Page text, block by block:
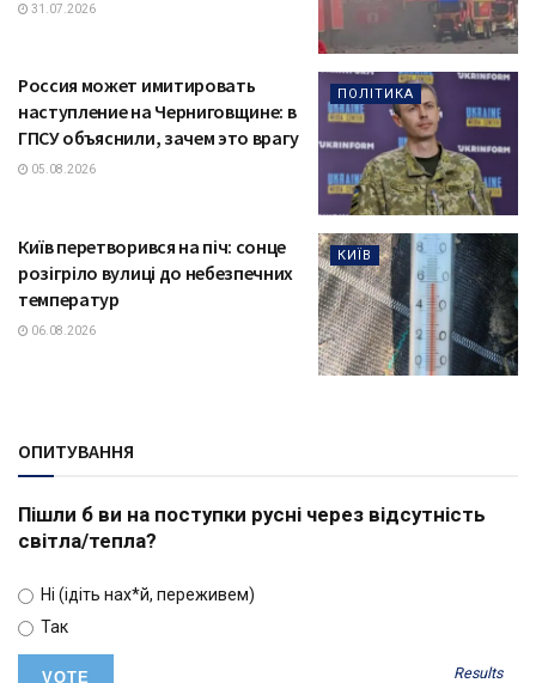
31.07.2026
ПОЛІТИКА
Россия может имитировать
наступление на Черниговщине: в
ГПСУ объяснили, зачем это врагу
05.08.2026
КИЇВ
Київ перетворився на піч: сонце
розігріло вулиці до небезпечних
температур
06.08.2026
ОПИТУВАННЯ
Пішли б ви на поступки русні через відсутність
світла/тепла?
Ні (ідіть нах*й, переживем)
Так
Results